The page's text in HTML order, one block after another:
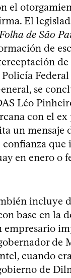
el
El
Folha de São
de
de
se
Léo
con el ex
un mensaje
confianza
en enero o
incluye
base en la
empresario
de
cuando
de